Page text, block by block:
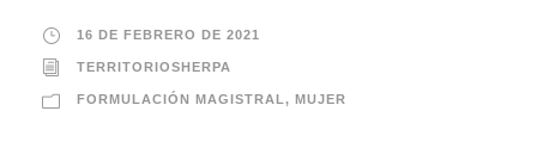
16 DE FEBRERO DE 2021
TERRITORIOSHERPA
FORMULACIÓN MAGISTRAL , MUJER